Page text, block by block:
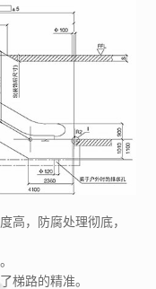
高，防腐处理彻底，
梯路的精准。